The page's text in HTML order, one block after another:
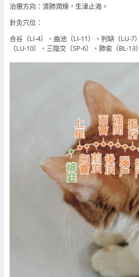
治療方向：清肺潤燥，生津止渴。
針灸穴位：
合谷（LI-4）、曲池（LI-11）、列缺（LU-7
（LU-10）、三陰交（SP-6）、肺兪（BL-13